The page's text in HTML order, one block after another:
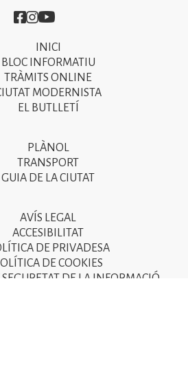
Imatge
Imatge
Imatge
INICI
BLOC INFORMATIU
TRÀMITS ONLINE
MODERNISTA
EL BUTLLETÍ
PLÀNOL
TRANSPORT
GUIA DE LA CIUTAT
AVÍS LEGAL
ACCESIBILITAT
DE PRIVADESA
DE COOKIES
DE LA INFORMACIÓ